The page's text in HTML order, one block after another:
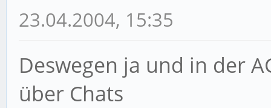
23.04.2004, 15:35
Deswegen ja und in der
über Chats